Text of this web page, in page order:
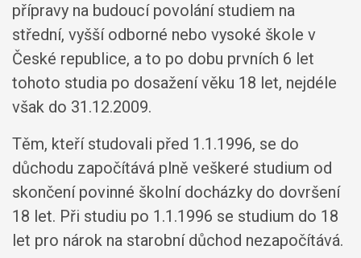
přípravy na budoucí povolání studiem na
střední, vyšší odborné nebo vysoké škole v
České republice, a to po dobu prvních 6 let
tohoto studia po dosažení věku 18 let, nejdéle
však do 31.12.2009.
Těm, kteří studovali před 1.1.1996, se do
důchodu započítává plně veškeré studium od
skončení povinné školní docházky do dovršení
18 let. Při studiu po 1.1.1996 se studium do 18
let pro nárok na starobní důchod nezapočítává.